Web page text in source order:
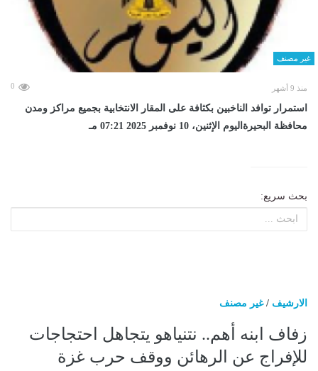
غير مصنف
منذ 9 أشهر 0
استمرار توافد الناخبين بكثافة على المقار الانتخابية بجميع مراكز ومدن
محافظة البحيرةاليوم الإثنين، 10 نوفمبر 2025 07:21 مـ
بحث سريع:
الارشيف /غير مصنف
زفاف ابنه أهم.. نتنياهو يتجاهل احتجاجات
للإفراج عن الرهائن ووقف حرب غزة